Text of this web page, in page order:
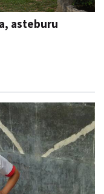
asteburu